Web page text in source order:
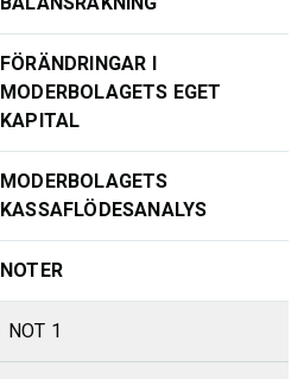
FÖRÄNDRINGAR I
MODERBOLAGETS EGET
KAPITAL
MODERBOLAGETS
KASSAFLÖDESANALYS
NOTER
NOT 1